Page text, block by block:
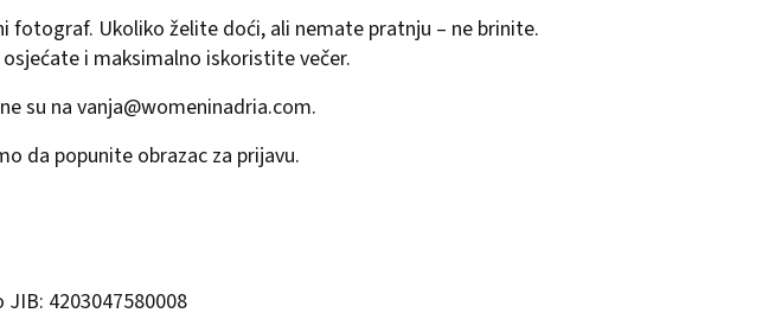
fotograf. Ukoliko želite doći, ali nemate pratnju – ne brinite.
i maksimalno iskoristite večer.
su na vanja@womeninadria.com.
da popunite obrazac za prijavu.
JIB: 4203047580008